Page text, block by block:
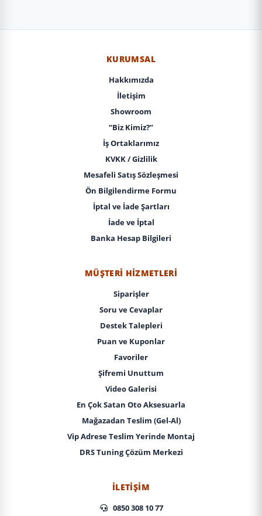
KURUMSAL
Hakkımızda
İletişim
Showroom
“Biz Kimiz?”
İş Ortaklarımız
KVKK / Gizlilik
Mesafeli Satış Sözleşmesi
Ön Bilgilendirme Formu
İptal ve İade Şartları
İade ve İptal
Banka Hesap Bilgileri
MÜŞTERI HIZMETLERI
Siparişler
Soru ve Cevaplar
Destek Talepleri
Puan ve Kuponlar
Favoriler
Şifremi Unuttum
Video Galerisi
En Çok Satan Oto Aksesuarla
Mağazadan Teslim (Gel-Al)
Vip Adrese Teslim Yerinde Montaj
DRS Tuning Çözüm Merkezi
İLETIŞIM
0850 308 10 77